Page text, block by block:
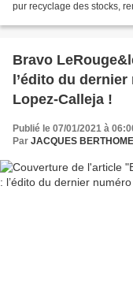
pur recyclage des stocks,
Bravo
l’édito du
Lopez-Calleja !
Publié le 07/01/2021 à
Par JACQUES